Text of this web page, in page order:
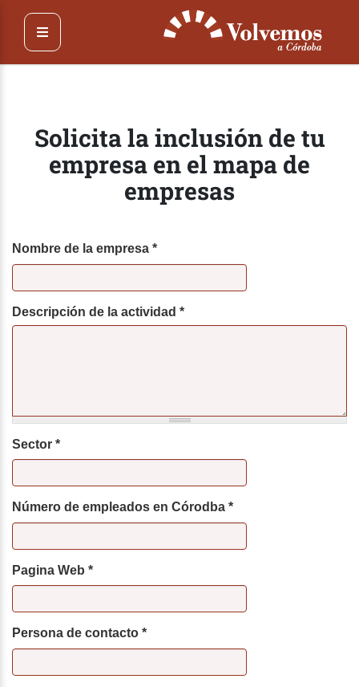
contenido
principal
Solicita la inclusión de tu
empresa en el mapa de
empresas
Nombre de la empresa *
Descripción de la actividad *
Sector *
Número de empleados en Córodba *
Pagina Web *
Persona de contacto *